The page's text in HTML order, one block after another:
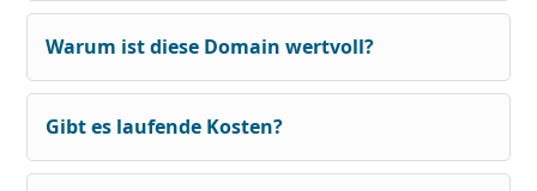
Warum ist diese Domain wertvoll?
Gibt es laufende Kosten?